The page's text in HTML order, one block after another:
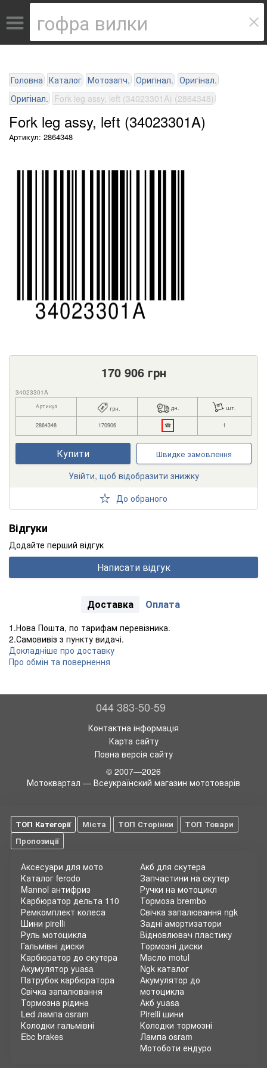
Головна Каталог Мотозапч. Оригінал. Оригінал.
Оригінал. Fork leg assy, left (34023301A) (2864348)
Fork leg assy, left (34023301A)
Артикул: 2864348
170 906грн
34023301A
Артикул грн. дн. шт.
2864348 170906 ☎ 1
Купити Швидке замовлення
Увійти, щоб відобразити знижку
До обраного
Відгуки
Додайте перший відгук
Написати відгук
Доставка Оплата
1.Нова Пошта, по тарифам перевізника.
2.Самовивіз з пункту видачі.
Докладніше про доставку
Про обмін та повернення
044 383-50-59
Контактна інформація
Карта сайту
Повна версія сайту
© 2007—2026
Мотоквартал — Всеукраїнский магазин мототоварів
ТОП Категорії Міста ТОП Сторінки
ТОП Товари
Пропозиції
Аксесуари для мото
Каталог ferodo
Mannol антифриз
Карбюратор дельта 110
Ремкомплект колеса
Шини pirelli
Руль мотоцикла
Гальмівні диски
Акб для скутера
Запчастини на скутер
Ручки на мотоцикл
Тормоза brembo
Свічка запалювання ngk
Задні амортизатори
Відновлювач пластику
Тормозні диски
Карбюратор до скутера
Акумулятор yuasa
Патрубок карбюратора
Свічка запалювання
Тормозна рідина
Led лампа osram
Колодки гальмівні
Ebc brakes
Масло motul
Ngk каталог
Акумулятор до
мотоцикла
Акб yuasa
Pirelli шини
Колодки тормозні
Лампа osram
Мотоботи ендуро